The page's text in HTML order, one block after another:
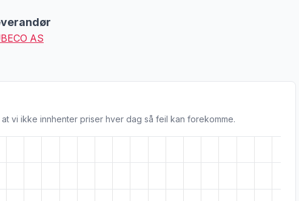
AS
vi ikke innhenter priser hver dag så feil kan forekomme.